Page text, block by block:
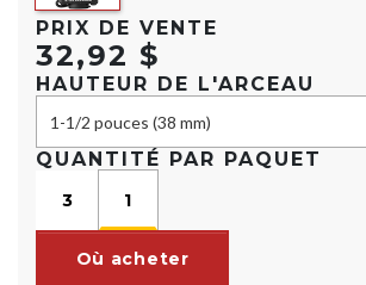
PRIX DE VENTE
32,92 $
HAUTEUR DE L'ARCEAU
1-1/2 pouces (38 mm)
QUANTITÉ PAR PAQUET
3 1
Où acheter